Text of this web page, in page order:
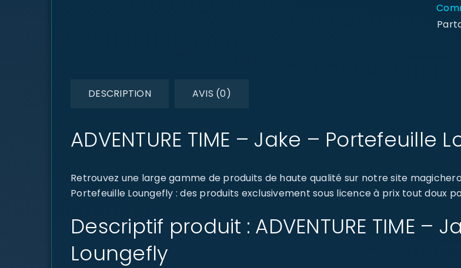
DESCRIPTION AVIS (0)
ADVENTURE TIME – Jake – Portefeuille
Retrouvez une large gamme de produits de haute qualité sur notre site
Portefeuille Loungefly : des produits exclusivement sous licence à prix tout doux
Descriptif produit : ADVENTURE TIME –
Loungefly